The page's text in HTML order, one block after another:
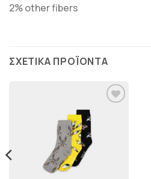
2% other fibers
ΣΧΕΤΙΚΆ ΠΡΟΪΌΝΤΑ
ΠΡΟΣΘΉΚΗ
ΣΤΗΝ
ΛΊΣΤΑ
ΕΠΙΘΥΜΙΏΝ